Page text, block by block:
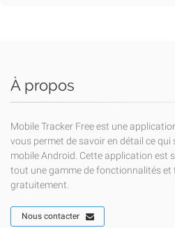
À propos
Mobile Tracker Free est une
vous permet de savoir en détail ce qui
mobile Android. Cette application est
tout une gamme de fonctionnalités et
gratuitement.
Nous contacter